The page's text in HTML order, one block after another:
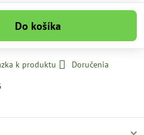
Do košíka
k produktu
Doručenia